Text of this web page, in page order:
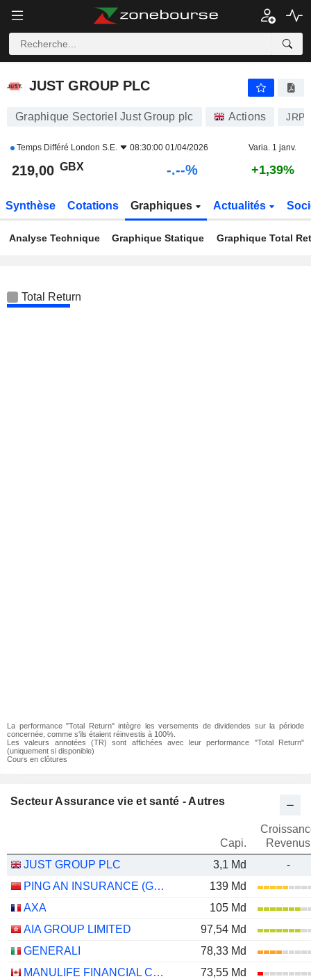
JUST GROUP PLC 219,00 p -
JUST GROUP PLC
Graphique Sectoriel Just Group plc Actions JRP
Temps Différé London S.E. 08:30:00 01/04/2026 Varia. 1 janv.
219,00 GBX -.--% +1,39%
Synthèse Cotations Graphiques Actualités
Analyse Technique Graphique Statique Graphique Total
Total Return
La performance "Total Return" intègre les versements de dividendes sur la période
concernée, comme s'ils étaient réinvestis à 100%.
Les valeurs annotées (TR) sont affichées avec leur performance "Total Return"
(uniquement si disponible)
Cours en clôtures
Secteur Assurance vie et santé - Autres
Capi.
Revenus
JUST GROUP PLC
3,1 Md
-
PING AN INSURANCE (GROUP) COMPANY OF CHINA, LTD.
139 Md
AXA
105 Md
AIA GROUP LIMITED
97,54 Md
GENERALI
78,33 Md
MANULIFE FINANCIAL CORPORATION
73,55 Md